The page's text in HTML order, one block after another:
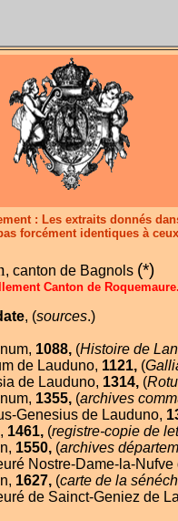
: Les extraits donnés
forcément identiques à
, canton de Bagnols (*)
Canton de Roquemaure.
, (sources.)
1088, (Histoire de
de Lauduno, 1121, (
de Lauduno, 1314, (
1355, (archives
Genesius de Lauduno,
1461, (registre-copie de
1550, (archives
Nostre-Dame-la-Nufve
1627, (carte de la
de Sainct-Geniez de